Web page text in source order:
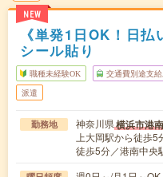
NEW
《単発1日OK！日
シール貼り
職種未経験OK 交通費別途支給
派遣
勤務地 神奈川県横浜市港
上大岡駅から徒歩
徒歩5分／港南中央